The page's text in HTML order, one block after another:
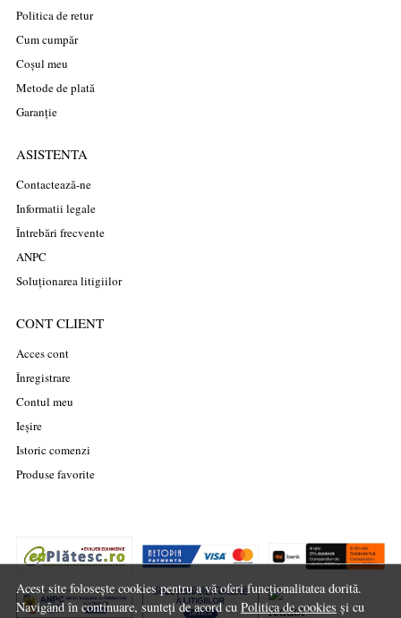
Acest site folosește cookies pentru a vă oferi funcționalitatea dorită.
Navigând în continuare, sunteți de acord cu Politica de cookies și cu
Politica de retur
Cum cumpăr
Coșul meu
Metode de plată
Garanție
ASISTENTA
Contactează-ne
Informatii legale
Întrebări frecvente
ANPC
Soluționarea litigiilor
CONT CLIENT
Acces cont
Înregistrare
Contul meu
Ieșire
Istoric comenzi
Produse favorite